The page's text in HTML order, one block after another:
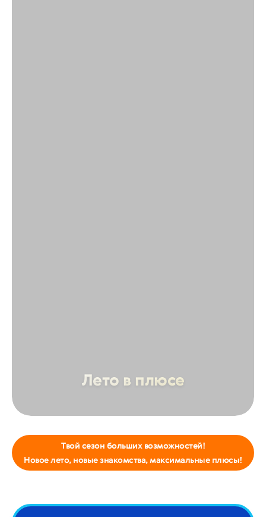
Лето в плюсе
Твой сезон больших возможностей!
Новое лето, новые знакомства, максимальные плюсы!